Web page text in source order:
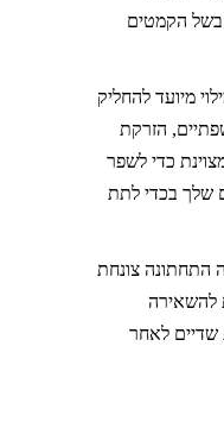
בשל הקמטים
מיועד להחליק
הזרקת
כדי לשפר
שלך בכדי לתת
התחתונה צונחת
להשאירה
שדיים לאחר